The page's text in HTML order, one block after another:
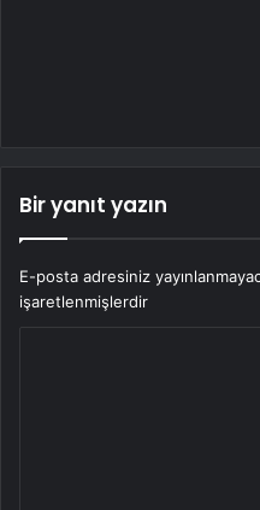
Bir yanıt yazın
E-posta adresiniz
işaretlenmişlerdir